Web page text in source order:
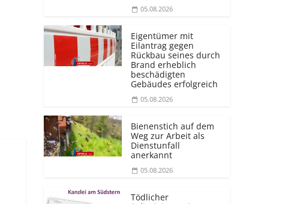
05.08.2026
Eigentümer mit
Eilantrag gegen
Rückbau seines durch
Brand erheblich
beschädigten
Gebäudes erfolgreich
05.08.2026
Bienenstich auf dem
Weg zur Arbeit als
Dienstunfall
anerkannt
05.08.2026
Tödlicher